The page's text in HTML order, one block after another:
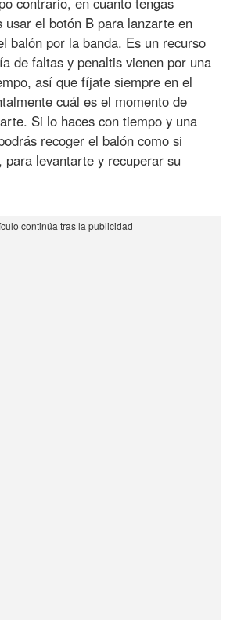
usar el botón B para lanzarte en
balón por la banda. Es un recurso
de faltas y penaltis vienen por una
así que fíjate siempre en el
cuál es el momento de
Si lo haces con tiempo y una
recoger el balón como si
para levantarte y recuperar su